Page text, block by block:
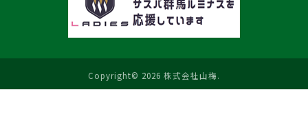
Copyright© 2026 株式会社山梅.